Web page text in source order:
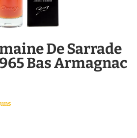
De Sarrade
Bas Armagnac